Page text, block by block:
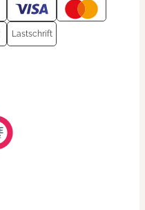
Lastschrift